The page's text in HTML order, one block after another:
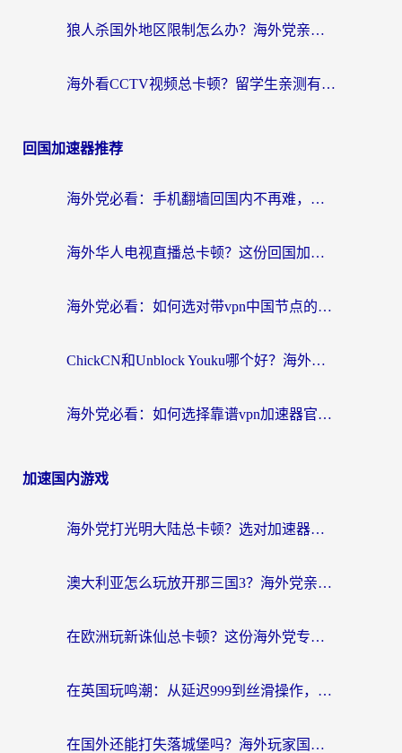
狼人杀国外地区限制怎么办？海外党亲测有效的全场景回国加速指南
海外看CCTV视频总卡顿？留学生亲测有效的回国加速器选择指南
回国加速器推荐
海外党必看：手机翻墙回国内不再难，一篇搞定无缝访问国内资源指南
海外华人电视直播总卡顿？这份回国加速器选择指南帮你无缝看国内资源
海外党必看：如何选对带vpn中国节点的加速器？无缝访问国内资源全攻略
ChickCN和Unblock Youku哪个好？海外党亲测4款热门回国加速器，附避坑指南
海外党必看：如何选择靠谱vpn加速器官网？轻松解决国内APP地区限制
加速国内游戏
海外党打光明大陆总卡顿？选对加速器才是关键！（附亲测好用的推荐）
澳大利亚怎么玩放开那三国3？海外党亲测有效的国服游戏加速指南
在欧洲玩新诛仙总卡顿？这份海外党专属加速器指南帮你解决延迟难题
在英国玩鸣潮：从延迟999到丝滑操作，我是怎么做到的？
在国外还能打失落城堡吗？海外玩家国服游戏加速终极指南（附北美玩online加速器下载技巧）